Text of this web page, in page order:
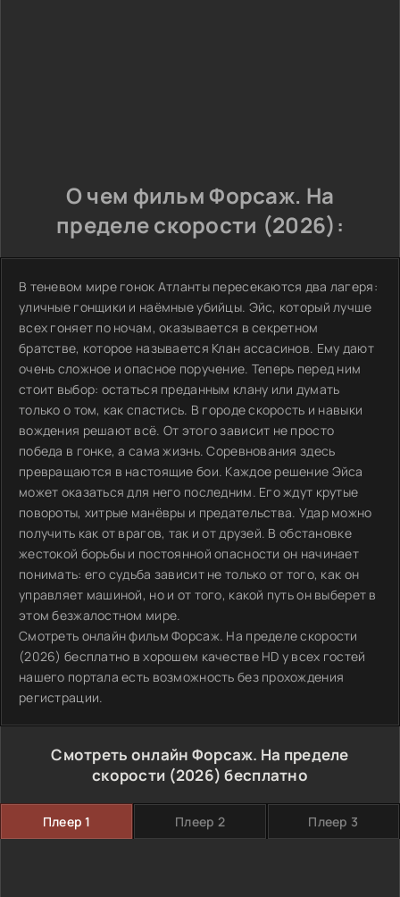
О чем фильм Форсаж. На
пределе скорости (2026):
В теневом мире гонок Атланты пересекаются два лагеря:
уличные гонщики и наёмные убийцы. Эйс, который лучше
всех гоняет по ночам, оказывается в секретном
братстве, которое называется Клан ассасинов. Ему дают
очень сложное и опасное поручение. Теперь перед ним
стоит выбор: остаться преданным клану или думать
только о том, как спастись. В городе скорость и навыки
вождения решают всё. От этого зависит не просто
победа в гонке, а сама жизнь. Соревнования здесь
превращаются в настоящие бои. Каждое решение Эйса
может оказаться для него последним. Его ждут крутые
повороты, хитрые манёвры и предательства. Удар можно
получить как от врагов, так и от друзей. В обстановке
жестокой борьбы и постоянной опасности он начинает
понимать: его судьба зависит не только от того, как он
управляет машиной, но и от того, какой путь он выберет в
этом безжалостном мире.
Смотреть онлайн фильм Форсаж. На пределе скорости
(2026) бесплатно в хорошем качестве HD у всех гостей
нашего портала есть возможность без прохождения
регистрации.
Смотреть онлайн Форсаж. На пределе
скорости (2026) бесплатно
Плеер 1 Плеер 2 Плеер 3